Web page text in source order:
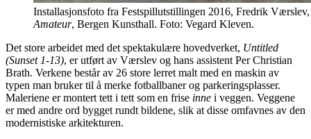
Installasjonsfoto fra Festspillutstillingen 2016, Fredrik
Amateur, Bergen Kunsthall. Foto: Vegard Kleven.
Det store arbeidet med det spektakulære hovedverket, Untitled
(Sunset 1-13), er utført av Værslev og hans assistent Per Christian
Brath. Verkene består av 26 store lerret malt med en maskin av
typen man bruker til å merke fotballbaner og parkeringsplasser.
Maleriene er montert tett i tett som en frise inne i veggen. Veggene
er med andre ord bygget rundt bildene, slik at disse omfavnes av den
modernistiske arkitekturen.